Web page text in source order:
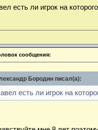
есть ли игрок на
сообщения:
Бородин писал(а):
есть ли игрок на